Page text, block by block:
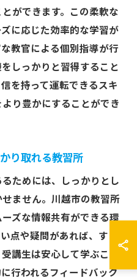
ができます。この柔軟な
に応じた効率的な学習が
教官による個別指導が行
しっかりと習得すること
を持って運転できるスキ
り豊かにすることができ
り取れる教習所
ためには、しっかりとし
ません。川越市の教習所
ズな情報共有ができる環
点や疑問があれば、すぐ
講生は安心して学ぶこと
行われるフィードバック